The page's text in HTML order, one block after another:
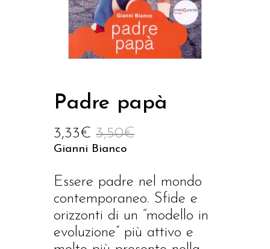
Padre papà
3,50€
3,33€
Gianni Bianco
Essere padre nel mondo
contemporaneo. Sfide e
orizzonti di un “modello in
evoluzione” più attivo e